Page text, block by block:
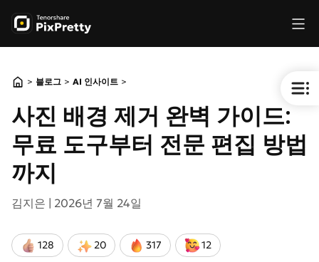
> 블로그 > AI 인사이트 >
사진 배경 제거 완벽 가이드:
무료 도구부터 전문 편집 방법
까지
김지은 | 2026년 7월 24일
128 20 317 12